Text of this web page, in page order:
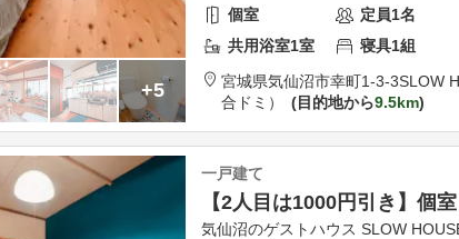
+5
個室 定員1名
共用浴室1室 寝具1組
宮城県気仙沼市幸町1-3-3SLOW
合ドミ）
目的地から9.5km
一戸建て
【2人目は1000円引き】個
気仙沼のゲストハウス SLOW